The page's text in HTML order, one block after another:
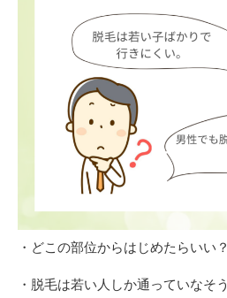
・どこの部位からはじめたらいい？
・脱毛は若い人しか通っていなそう